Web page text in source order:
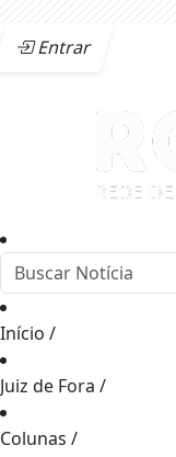
Entrar
Início /
Juiz de Fora /
Colunas /